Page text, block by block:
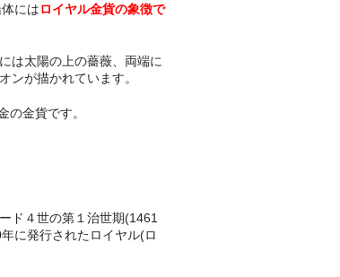
にはロイヤル金貨の象徴で
は太陽の上の薔薇、両端に
ンが描かれています。
金貨です。
ド４世の第１治世期(1461
に発行されたロイヤル(ロ